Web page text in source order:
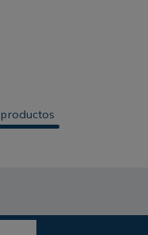
productos